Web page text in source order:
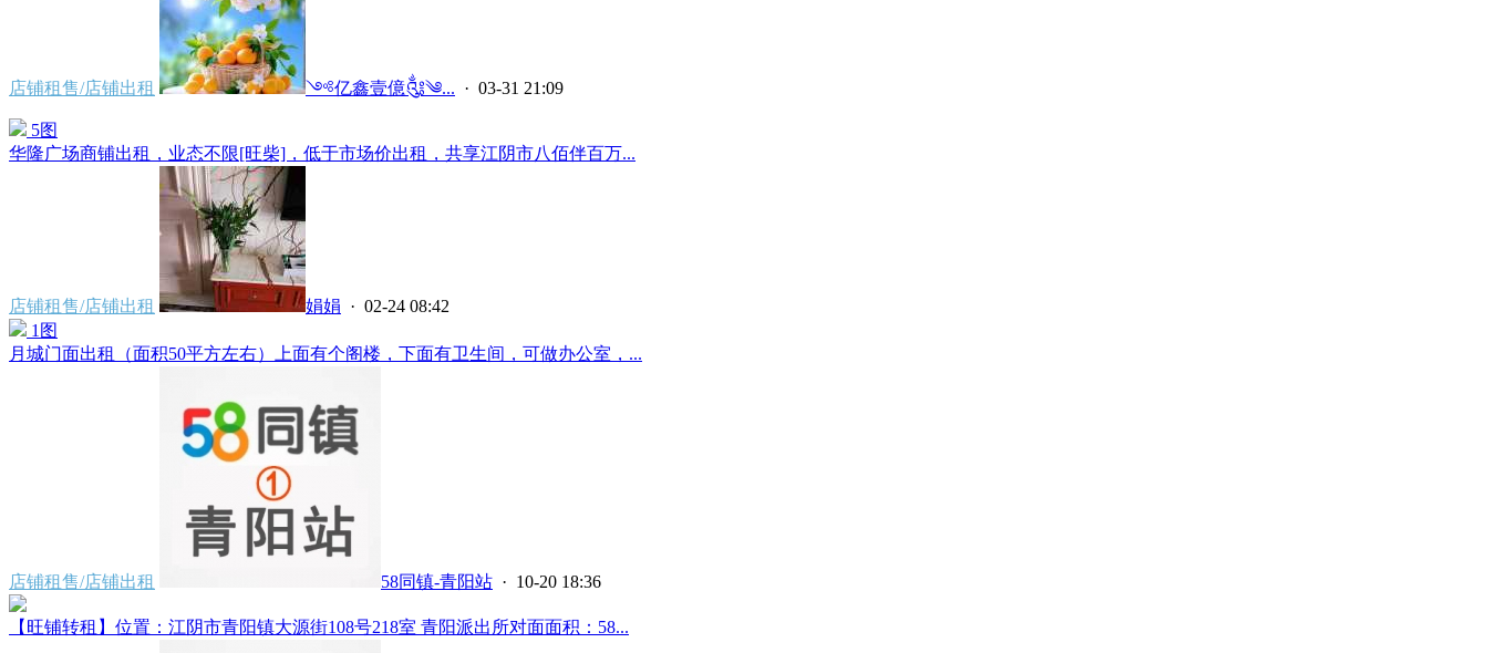
店铺租售/店铺出租 ༺亿鑫壹億༃༄... · 03-31 21:09
5图
华隆广场商铺出租，业态不限[旺柴]，低于市场价出租，共享江阴市八佰伴百万...
店铺租售/店铺出租 娟娟 · 02-24 08:42
1图
月城门面出租（面积50平方左右）上面有个阁楼，下面有卫生间，可做办公室，...
店铺租售/店铺出租 58同镇-青阳站 · 10-20 18:36
【旺铺转租】位置：江阴市青阳镇大源街108号218室 青阳派出所对面面积：58...